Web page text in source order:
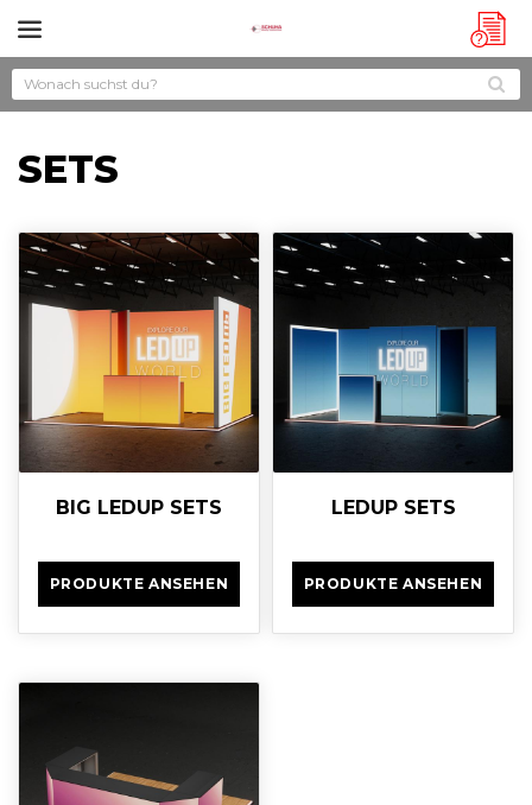
?
SETS
BIG LEDUP SETS
PRODUKTE ANSEHEN
LEDUP SETS
PRODUKTE ANSEHEN